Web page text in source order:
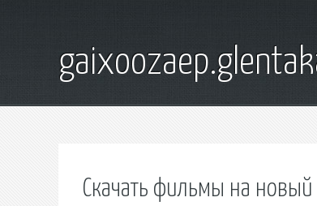
Скачать фильмы на новый